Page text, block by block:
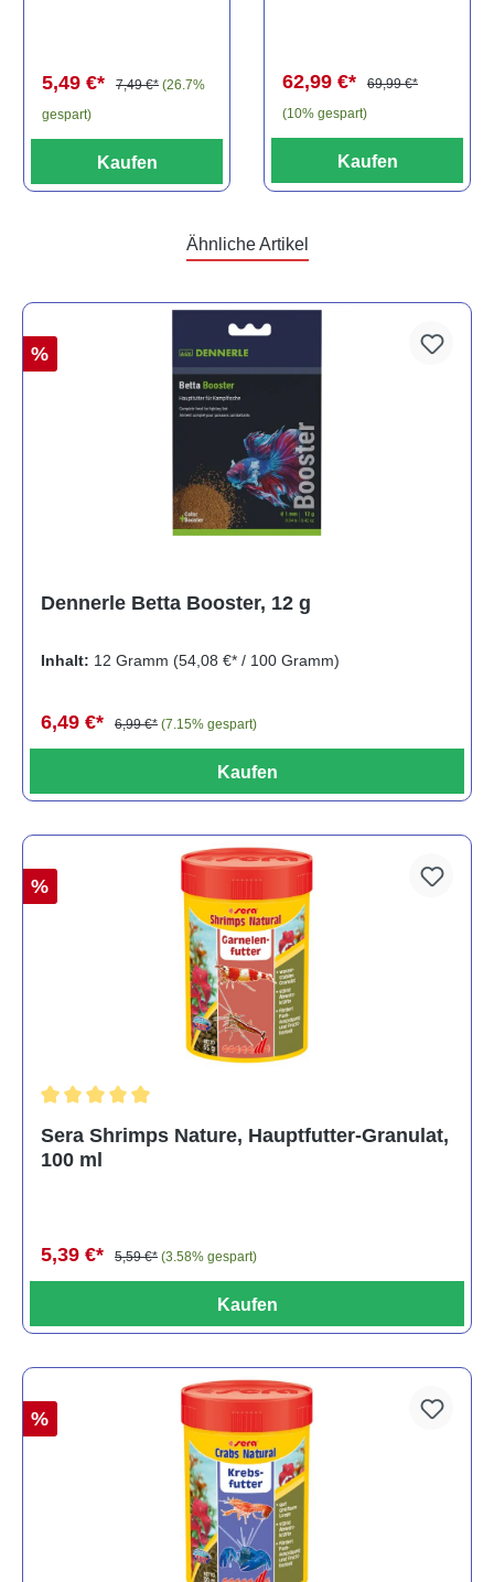
5,49 €* 7,49 €* (26.7%
gespart)
Kaufen
62,99 €*
69,99 €*
(10% gespart)
Kaufen
Ähnliche Artikel
%
Dennerle Betta Booster, 12 g
Inhalt: 12 Gramm (54,08 €* / 100 Gramm)
6,49 €* 6,99 €* (7.15% gespart)
Kaufen
%
Sera Shrimps Nature, Hauptfutter-Granulat,
100 ml
5,39 €* 5,59 €* (3.58% gespart)
Kaufen
%